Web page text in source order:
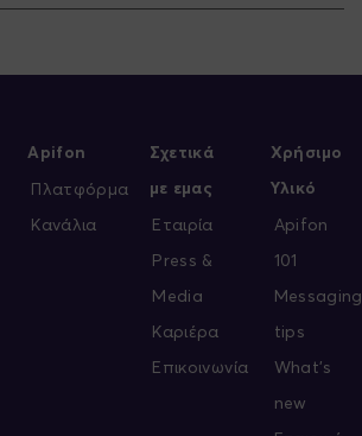
Apifon
Πλατφόρμα
Κανάλια
Σχετικά
με εμας
Εταιρία
Press &
Media
Καριέρα
Επικοινωνία
Χρήσιμο
Υλικό
Apifon
101
Messaging
tips
What's
new